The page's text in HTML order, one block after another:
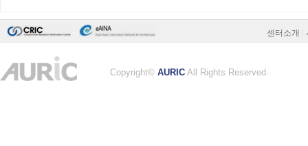
센터소개
Copyright© AURIC All Rights Reserved.